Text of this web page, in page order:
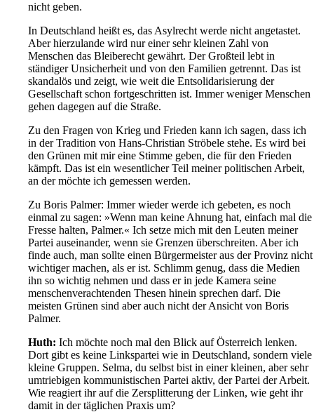
nicht geben.
In Deutschland heißt es, das Asylrecht werde nicht angetastet.
Aber hierzulande wird nur einer sehr kleinen Zahl von
Menschen das Bleiberecht gewährt. Der Großteil lebt in
ständiger Unsicherheit und von den Familien getrennt. Das ist
skandalös und zeigt, wie weit die Entsolidarisierung der
Gesellschaft schon fortgeschritten ist. Immer weniger Menschen
gehen dagegen auf die Straße.
Zu den Fragen von Krieg und Frieden kann ich sagen, dass ich
in der Tradition von Hans-Christian Ströbele stehe. Es wird bei
den Grünen mit mir eine Stimme geben, die für den Frieden
kämpft. Das ist ein wesentlicher Teil meiner politischen Arbeit,
an der möchte ich gemessen werden.
Zu Boris Palmer: Immer wieder werde ich gebeten, es noch
einmal zu sagen: »Wenn man keine Ahnung hat, einfach mal die
Fresse halten, Palmer.« Ich setze mich mit den Leuten meiner
Partei auseinander, wenn sie Grenzen überschreiten. Aber ich
finde auch, man sollte einen Bürgermeister aus der Provinz nicht
wichtiger machen, als er ist. Schlimm genug, dass die Medien
ihn so wichtig nehmen und dass er in jede Kamera seine
menschenverachtenden Thesen hinein sprechen darf. Die
meisten Grünen sind aber auch nicht der Ansicht von Boris
Palmer.
Huth: Ich möchte noch mal den Blick auf Österreich lenken.
Dort gibt es keine Linkspartei wie in Deutschland, sondern viele
kleine Gruppen. Selma, du selbst bist in einer kleinen, aber sehr
umtriebigen kommunistischen Partei aktiv, der Partei der Arbeit.
Wie reagiert ihr auf die Zersplitterung der Linken, wie geht ihr
damit in der täglichen Praxis um?